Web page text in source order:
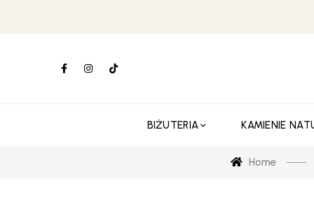
BIŻUTERIA KAMIENIE
Home